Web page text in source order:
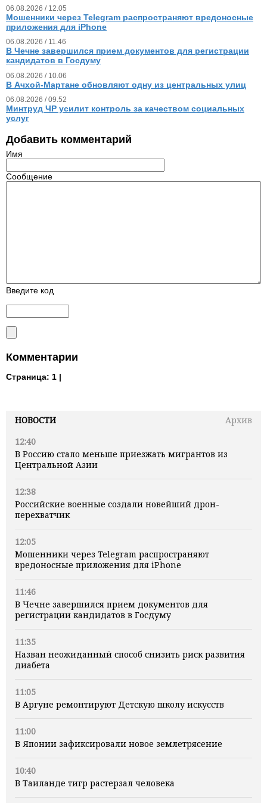
НОВОСТИ
Архив
12:40
В Россию стало меньше приезжать мигрантов из
Центральной Азии
12:38
Российские военные создали новейший дрон-
перехватчик
12:05
Мошенники через Telegram распространяют
вредоносные приложения для iPhone
11:46
В Чечне завершился прием документов для
регистрации кандидатов в Госдуму
11:35
Назван неожиданный способ снизить риск развития
диабета
11:05
В Аргуне ремонтируют Детскую школу искусств
11:00
В Японии зафиксировали новое землетрясение
10:40
В Таиланде тигр растерзал человека
06.08.2026 / 12.05
Мошенники через Telegram распространяют вредоносные
приложения для iPhone
06.08.2026 / 11.46
В Чечне завершился прием документов для регистрации
кандидатов в Госдуму
06.08.2026 / 10.06
В Ачхой-Мартане обновляют одну из центральных улиц
06.08.2026 / 09.52
Минтруд ЧР усилит контроль за качеством социальных
услуг
Добавить комментарий
Имя
Сообщение
Введите код
Комментарии
Страница: 1 |